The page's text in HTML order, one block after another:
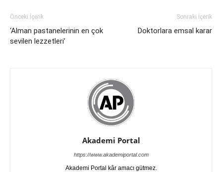
Önceki İçerik
‘Alman pastanelerinin en çok
sevilen lezzetleri’
Sonraki İçerik
Doktorlara emsal karar
Akademi Portal
https://www.akademiportal.com
Akademi Portal kâr amacı gütmez.